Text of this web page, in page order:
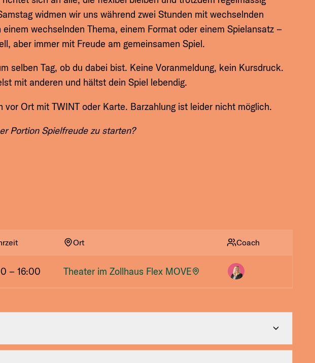
widmen wir uns während zwei Stunden mit wechselnden
wechselnden Thema, einem Format oder einem Spielansatz –
aber immer mit Freude am gemeinsamen Spiel.
selben Tag, ob du dabei bist. Keine Voranmeldung, kein Kursdruck.
mit anderen und hältst dein Spiel lebendig.
Ort mit TWINT oder Karte. Barzahlung ist leider nicht möglich.
Portion Spielfreude zu starten?
Ort Coach
– 16:00 Theater im Zollhaus Flex MOVE